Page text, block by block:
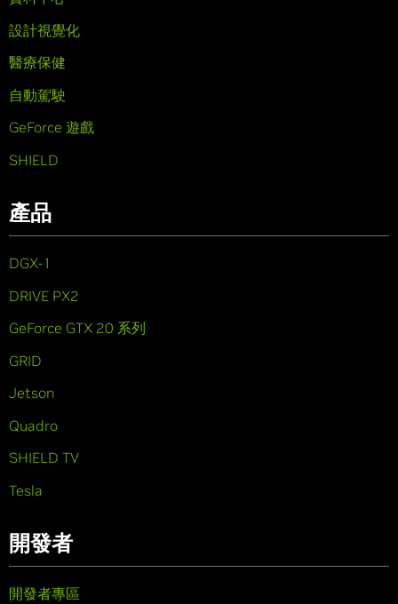
設計視覺化
醫療保健
自動駕駛
GeForce 遊戲
SHIELD
產品
DGX-1
DRIVE PX2
GeForce GTX 20 系列
GRID
Jetson
Quadro
SHIELD TV
Tesla
開發者
開發者專區